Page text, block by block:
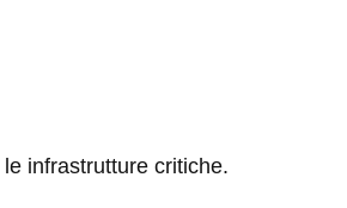
infrastrutture critiche.